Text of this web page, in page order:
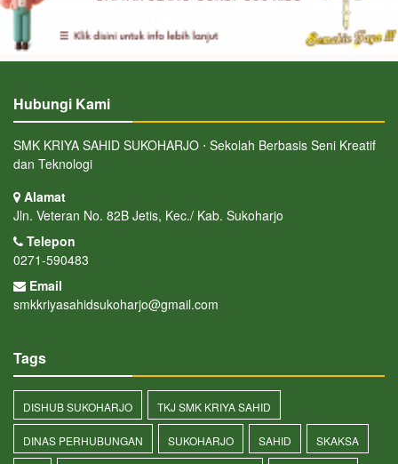
Hubungi Kami
SMK KRIYA SAHID SUKOHARJO ⋅ Sekolah Berbasis Seni Kreatif
dan Teknologi
Alamat
Jln. Veteran No. 82B Jetis, Kec./ Kab. Sukoharjo
Telepon
0271-590483
Email
smkkriyasahidsukoharjo@gmail.com
Tags
DISHUB SUKOHARJO TKJ SMK KRIYA SAHID
DINAS PERHUBUNGAN SUKOHARJO SAHID SKAKSA